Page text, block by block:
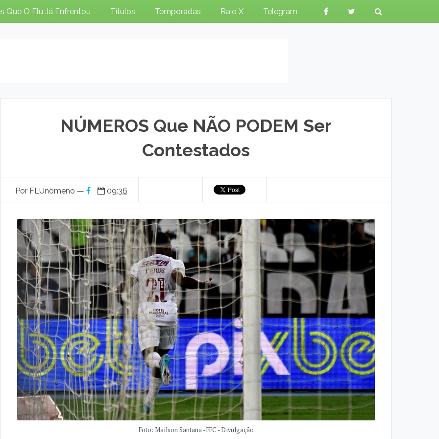
Que O Flu Já Enfrentou Títulos Temporadas Raio X Telegram
NÚMEROS Que NÃO PODEM Ser
Contestados
Por FLUnômeno — 09:36
Foto: Mailson Santana - FFC - Divulgação